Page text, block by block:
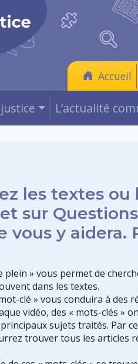
Accueil
L’actualité
les textes
sur
vous y aidera.
plein » vous permet de
dans les textes.
clé » vous conduira à des
vidéo, des « mots-clés »
sujets traités. Par
trouver tous les articles